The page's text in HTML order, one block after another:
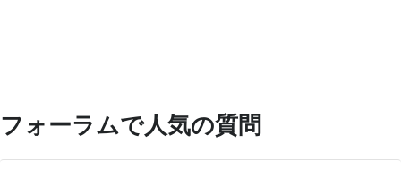
フォーラムで人気の質問